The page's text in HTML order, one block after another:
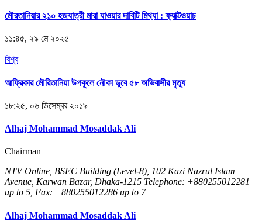
মৌরতানিয়ার ২১০ হজযাত্রী মারা যাওয়ার দাবিটি মিথ্যা : ফ্যাক্টওয়াচ
১১:৪৫, ২৯ মে ২০২৫
বিশ্ব
আফ্রিকার মৌরিতানিয়া উপকূলে নৌকা ডুবে ৫৮ অভিবাসীর মৃত্যু
১৮:২৫, ০৬ ডিসেম্বর ২০১৯
Alhaj Mohammad Mosaddak Ali
Chairman
NTV Online, BSEC Building (Level-8), 102 Kazi Nazrul Islam
Avenue, Karwan Bazar, Dhaka-1215 Telephone: +880255012281
up to 5, Fax: +880255012286 up to 7
Alhaj Mohammad Mosaddak Ali